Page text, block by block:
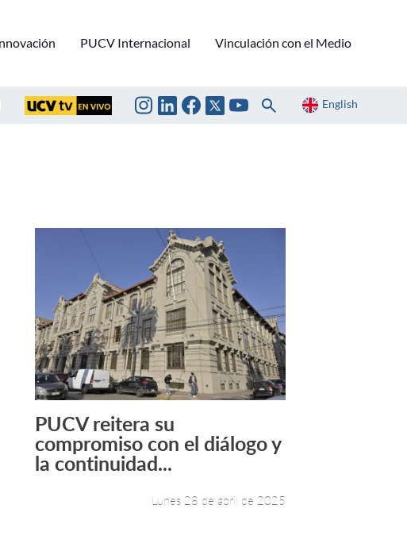
PUCV Internacional Vinculación con el Medio
English
Leer más +
PUCV reitera su
compromiso con el diálogo y
la continuidad...
Lunes 28 de abril de 2025